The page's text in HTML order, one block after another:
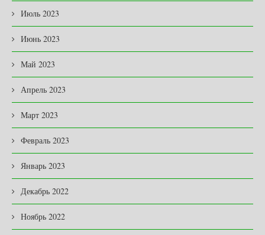
Июль 2023
Июнь 2023
Май 2023
Апрель 2023
Март 2023
Февраль 2023
Январь 2023
Декабрь 2022
Ноябрь 2022